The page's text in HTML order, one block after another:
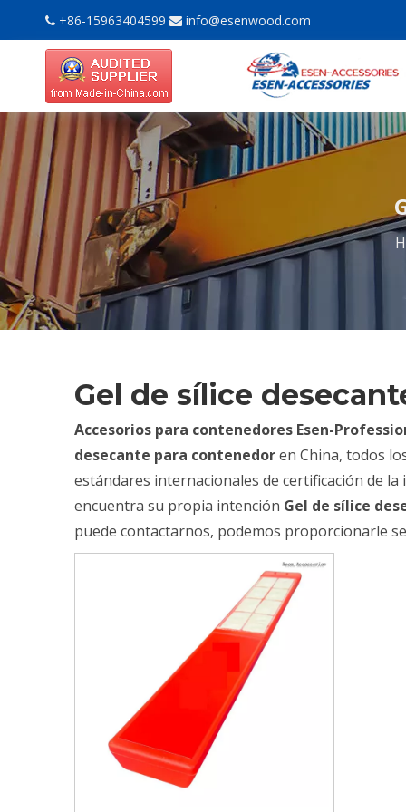
 +86-15963404599  info@esenwood.com
Gel de sílice
Accesorios para contenedores Esen-
desecante para contenedoren China, todos
estándares internacionales de certificación de
encuentra su propia intención Gel de sílice
puede contactarnos, podemos proporcionarle